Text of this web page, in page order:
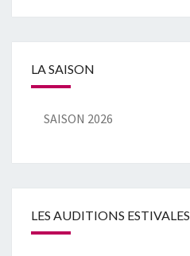
LA SAISON
SAISON 2026
LES AUDITIONS ESTIVALES